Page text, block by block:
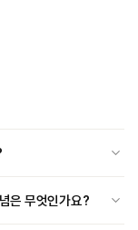
은 무엇인가요?